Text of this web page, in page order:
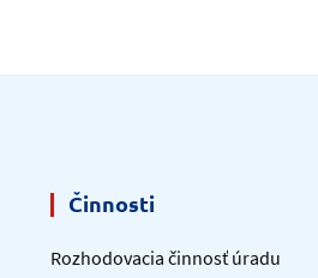
Činnosti
Rozhodovacia činnosť úradu